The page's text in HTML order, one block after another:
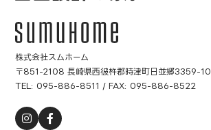
株式会社スムホーム
〒851-2108 長崎県西彼杵郡時津町日並郷3359-10
TEL: 095-886-8511 / FAX: 095-886-8522